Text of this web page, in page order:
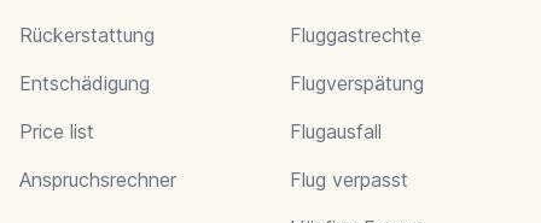
Rückerstattung
Entschädigung
Price list
Anspruchsrechner
Fluggastrechte
Flugverspätung
Flugausfall
Flug verpasst